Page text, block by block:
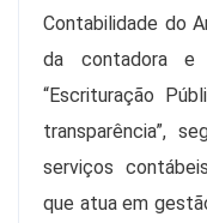
Contabilidade do
da contadora e
“Escrituração
transparência”,
serviços
que atua em